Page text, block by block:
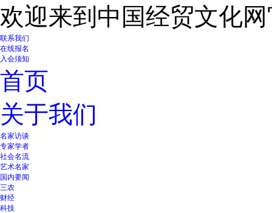
欢迎来到中国经贸文化
联系我们
在线报名
入会须知
首页
关于我们
名家访谈
专家学者
社会名流
艺术名家
国内要闻
三农
财经
科技